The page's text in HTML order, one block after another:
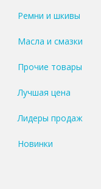
Ремни и шкивы
Масла и смазки
Прочие товары
Лучшая цена
Лидеры продаж
Новинки